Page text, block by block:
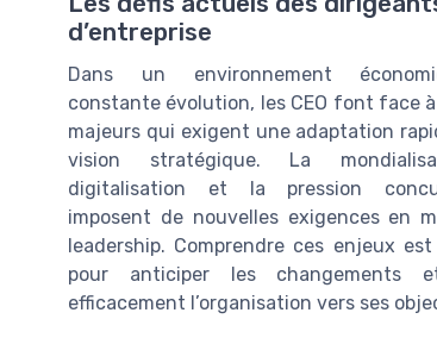
d’entreprise
Dans un environnement
constante évolution, les CEO font face
majeurs qui exigent une adaptation
vision stratégique. La
digitalisation et la pression
imposent de nouvelles exigences en
leadership. Comprendre ces enjeux
pour anticiper les changements
efficacement l’organisation vers ses